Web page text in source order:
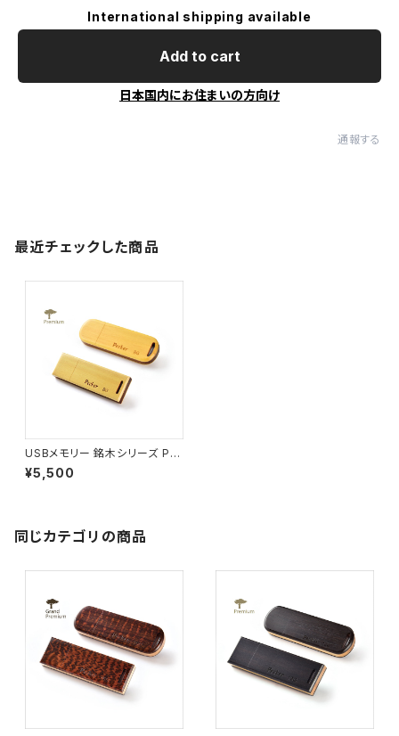
International shipping available
Add to cart
日本国内にお住まいの方向け
通報する
最近チェックした商品
USBメモリー 銘木シリーズ P0
8 アマレロ ショート(8G)
¥5,500
同じカテゴリの商品